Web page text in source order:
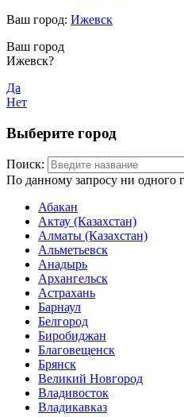
Ваш город: Ижевск
Ваш город
Ижевск?
Да
Нет
Выберите город
Поиск:
По данному запросу ни одного
Абакан
Актау (Казахстан)
Алматы (Казахстан)
Альметьевск
Анадырь
Архангельск
Астрахань
Барнаул
Белгород
Биробиджан
Благовещенск
Брянск
Великий Новгород
Владивосток
Владикавказ